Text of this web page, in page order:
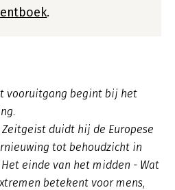
.
vooruitgang begint bij het
duidt hij de Europese
tot behoudzicht in
Het einde van het midden - Wat
betekent voor mens,